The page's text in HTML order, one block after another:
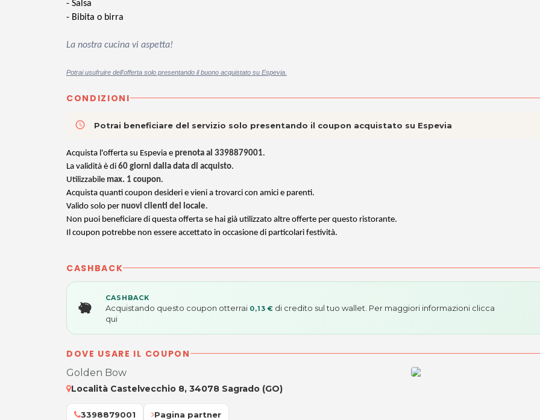
- Salsa
- Bibita o birra
La nostra cucina vi aspetta!
Potrai usufruire dell'offerta solo presentando il buono acquistato su Espevia.
CONDIZIONI
access_time Potrai beneficiare del servizio solo presentando il coupon acquistato su Espevia
Acquista l'offerta su Espevia e prenota al 3398879001.
La validità è di 60 giorni dalla data di acquisto.
Utilizzabile max. 1 coupon.
Acquista quanti coupon desideri e vieni a trovarci con amici e parenti.
Valido solo per nuovi clienti del locale.
Non puoi beneficiare di questa offerta se hai già utilizzato altre offerte per questo ristorante.
Il coupon potrebbe non essere accettato in occasione di particolari festività.
CASHBACK
CASHBACK
Acquistando questo coupon otterrai 0,13 € di credito sul tuo wallet. Per maggiori informazioni clicca
qui
DOVE USARE IL COUPON
Golden Bow
Località Castelvecchio 8, 34078 Sagrado (GO)
3398879001 Pagina partner